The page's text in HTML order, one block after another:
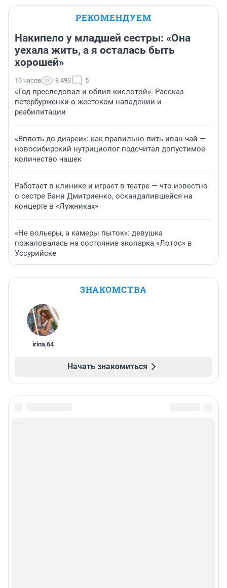
РЕКОМЕНДУЕМ
Накипело у младшей сестры: «Она
уехала жить, а я осталась быть
хорошей»
10 часов 8 493 5
«Год преследовал и облил кислотой». Рассказ
петербурженки о жестоком нападении и
реабилитации
«Вплоть до диареи»: как правильно пить иван-чай —
новосибирский нутрициолог подсчитал допустимое
количество чашек
Работает в клинике и играет в театре — что известно
о сестре Вани Дмитриенко, оскандалившейся на
концерте в «Лужниках»
«Не вольеры, а камеры пыток»: девушка
пожаловалась на состояние экопарка «Лотос» в
Уссурийске
ЗНАКОМСТВА
irina,64
Начать знакомиться